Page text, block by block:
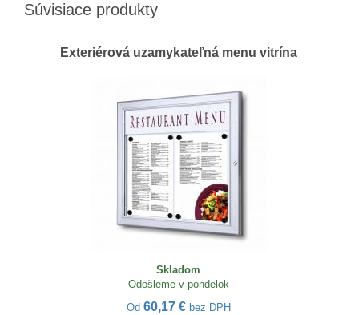
Súvisiace produkty
Exteriérová uzamykateľná menu vitrína
Skladom
Odošleme v pondelok
Od 60,17 € bez DPH